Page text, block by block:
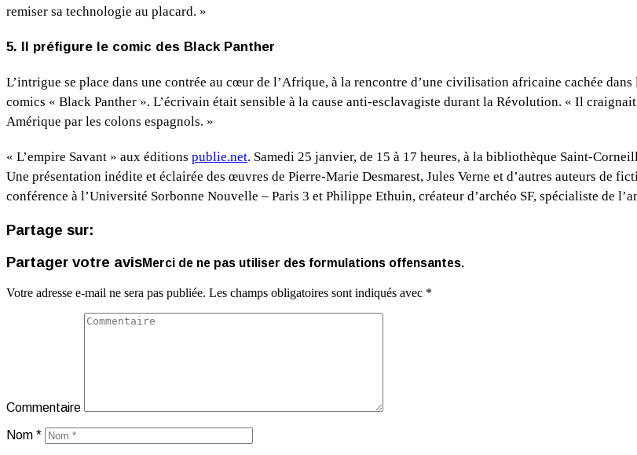
remiser sa technologie au placard. »
5. Il préfigure le comic des Black Panther
L’intrigue se place dans une contrée au cœur de l’Afrique, à la rencontre d’une civilisation africaine cachée
comics « Black Panther ». L’écrivain était sensible à la cause anti-esclavagiste durant la Révolution. « Il
Amérique par les colons espagnols. »
« L’empire Savant » aux éditions publie.net. Samedi 25 janvier, de 15 à 17 heures, à la bibliothèque Saint-
Une présentation inédite et éclairée des œuvres de Pierre-Marie Desmarest, Jules Verne et d’autres auteurs de
conférence à l’Université Sorbonne Nouvelle – Paris 3 et Philippe Ethuin, créateur d’archéo SF, spécialiste de
Partage sur:
Partager votre avisMerci de ne pas utiliser des formulations offensantes.
Votre adresse e-mail ne sera pas publiée. Les champs obligatoires sont indiqués avec *
Commentaire
Nom *